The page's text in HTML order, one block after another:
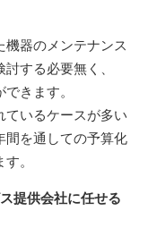
機器のメンテナンス
する必要無く、
きます。
ているケースが多い
間を通しての予算化
。
提供会社に任せる